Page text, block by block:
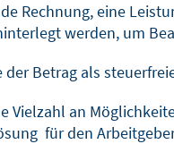
Rechnung, eine
werden, um
Betrag als
Vielzahl an
für den